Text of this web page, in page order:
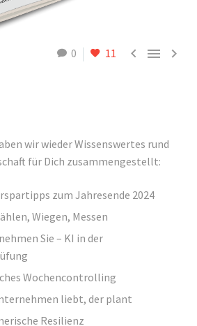
0 11   
wir wieder Wissenswertes rund
für Dich zusammengestellt:
zum Jahresende 2024
Wiegen, Messen
Sie – KI in der
Wochencontrolling
liebt, der plant
Resilienz